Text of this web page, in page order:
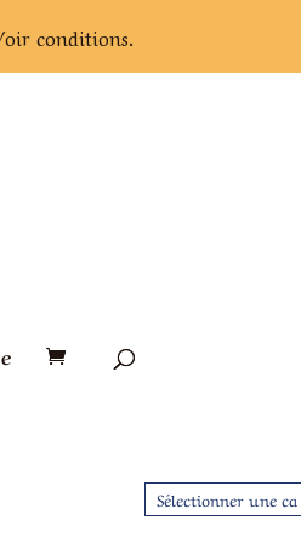
Sélectionner
une
conditions.